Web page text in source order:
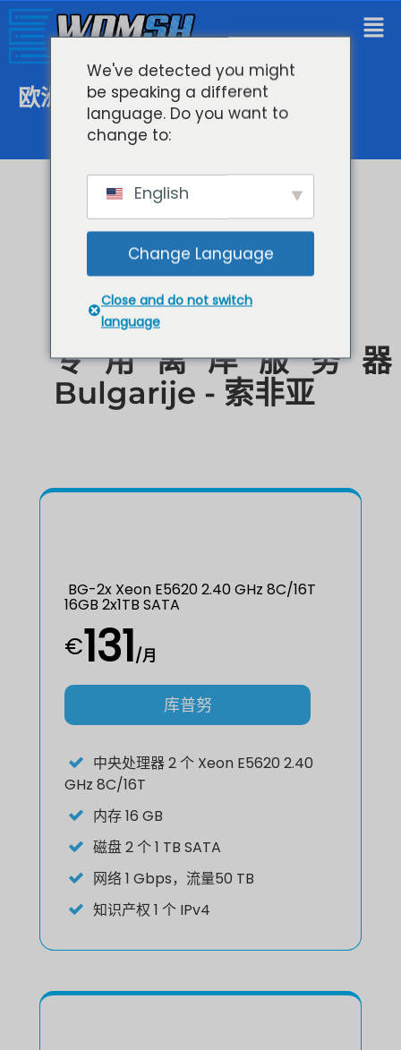
欧洲专用主机
专用离岸服务器
Bulgarije - 索非亚
BG-2x Xeon E5620 2.40 GHz 8C/16T
16GB 2x1TB SATA
€131/月
库普努
中央处理器2 个 Xeon E5620 2.40
GHz 8C/16T
内存16 GB
磁盘2 个 1 TB SATA
网络1 Gbps，流量50 TB
知识产权1 个 IPv4
We've detected you might
be speaking a different
language. Do you want to
change to:
English
Change Language
Close and do not switch
language